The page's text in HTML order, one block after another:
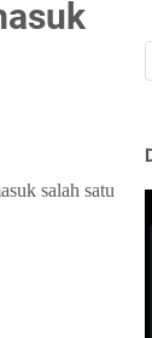
salah satu